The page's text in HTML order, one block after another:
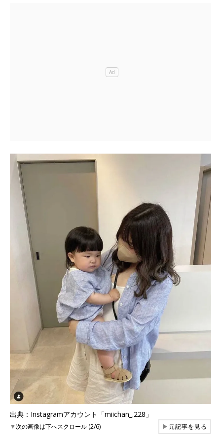
出典：Instagramアカウント「miichan_.228」
▼次の画像は下へスクロール (2/6) ▶元記事を見る